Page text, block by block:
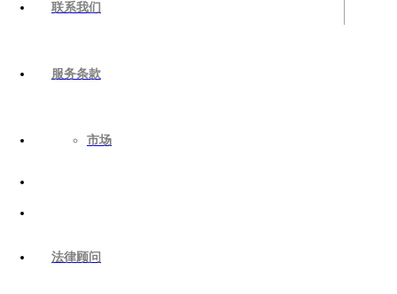
联系我们
服务条款
市场
法律顾问